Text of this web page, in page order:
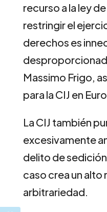
recurso a la ley
restringir el
derechos es
Massimo Frigo,
para la CIJ en
La CIJ también
excesivamente
delito de
caso crea un alto
arbitrariedad.